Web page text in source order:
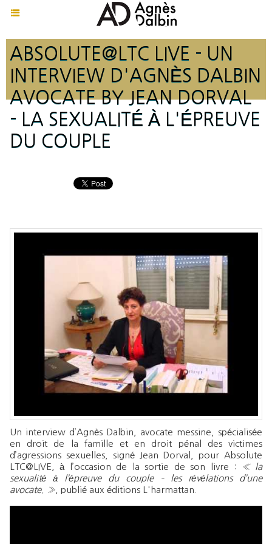
ABSOLUTE@LTC LIVE - UN
INTERVIEW D'AGNÈS DALBIN
AVOCATE BY JEAN DORVAL
- LA SEXUALITÉ À L'ÉPREUVE
DU COUPLE
Un interview d’Agnès Dalbin, avocate messine, spécialisée
en droit de la famille et en droit pénal des victimes
d’agressions sexuelles, signé Jean Dorval, pour Absolute
LTC@LIVE, à l’occasion de la sortie de son livre :
« la
sexualité à l’épreuve du couple – les révélations d’une
avocate. » , publié aux éditions L'harmattan.